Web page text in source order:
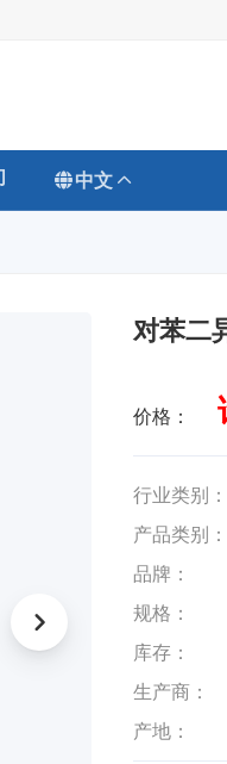
中文
对苯二
价格：
行业类别：
产品类别：
品牌：
规格：
库存：
生产商：
产地：